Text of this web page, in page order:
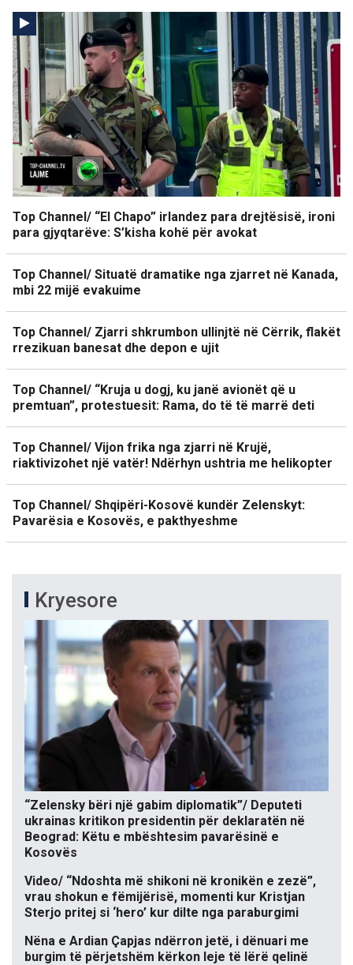
Top Channel/ “El Chapo” irlandez para drejtësisë, ironi
para gjyqtarëve: S’kisha kohë për avokat
Top Channel/ Situatë dramatike nga zjarret në Kanada,
mbi 22 mijë evakuime
Top Channel/ Zjarri shkrumbon ullinjtë në Cërrik, flakët
rrezikuan banesat dhe depon e ujit
Top Channel/ “Kruja u dogj, ku janë avionët që u
premtuan”, protestuesit: Rama, do të të marrë deti
Top Channel/ Vijon frika nga zjarri në Krujë,
riaktivizohet një vatër! Ndërhyn ushtria me helikopter
Top Channel/ Shqipëri-Kosovë kundër Zelenskyt:
Pavarësia e Kosovës, e pakthyeshme
Kryesore
“Zelensky bëri një gabim diplomatik”/ Deputeti
ukrainas kritikon presidentin për deklaratën në
Beograd: Këtu e mbështesim pavarësinë e
Kosovës
Video/ “Ndoshta më shikoni në kronikën e zezë”,
vrau shokun e fëmijërisë, momenti kur Kristjan
Sterjo pritej si ‘hero’ kur dilte nga paraburgimi
Nëna e Ardian Çapjas ndërron jetë, i dënuari me
burgim të përjetshëm kërkon leje të lërë qelinë